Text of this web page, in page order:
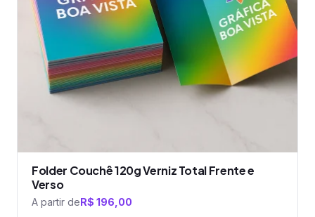
ser
escolhidas
página
produto
Folder Couchê 120g Verniz Total Frente e
Verso
A partir deR$ 196,00